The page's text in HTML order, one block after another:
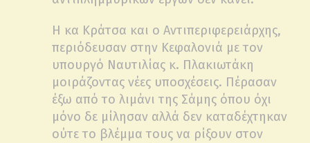
Η κα Κράτσα και ο Αντιπεριφερειάρχης,
περιόδευσαν στην Κεφαλονιά με τον
υπουργό Ναυτιλίας κ. Πλακιωτάκη
μοιράζοντας νέες υποσχέσεις. Πέρασαν
έξω από το λιμάνι της Σάμης όπου όχι
μόνο δε μίλησαν αλλά δεν καταδέχτηκαν
ούτε το βλέμμα τους να ρίξουν στον